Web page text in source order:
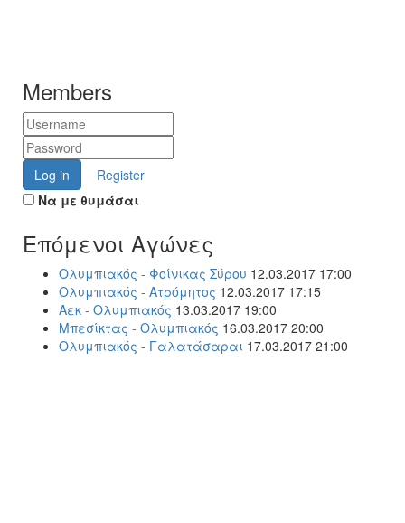
Members
Log in
Register
Να με θυμάσαι
Επόμενοι Αγώνες
Ολυμπιακός - Φοίνικας Σύρου 12.03.2017 17:00
Ολυμπιακός - Ατρόμητος 12.03.2017 17:15
Αεκ - Ολυμπιακός 13.03.2017 19:00
Μπεσίκτας - Ολυμπιακός 16.03.2017 20:00
Ολυμπιακός - Γαλατάσαραι 17.03.2017 21:00